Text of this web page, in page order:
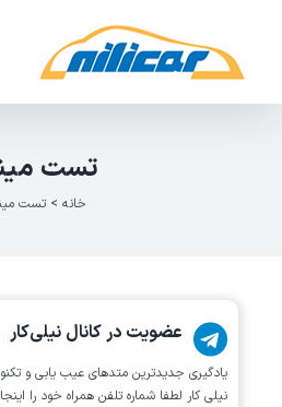
content
تست
خانه >تست
عضویت در کانال نیلی‌کار
یادگیری جدیدترین متد‌های عیب یابی‌ و
نیلی کار لطفا شماره تلفن همراه خود را